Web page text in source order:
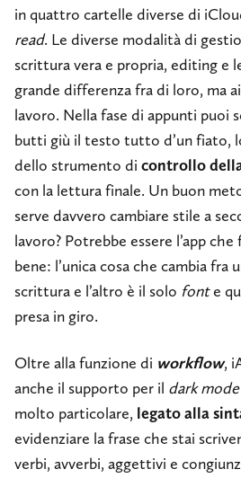
in quattro cartelle diverse di
read. Le diverse modalità di
scrittura vera e propria, editing e
grande differenza fra di loro, ma
lavoro. Nella fase di appunti puoi
butti giù il testo tutto d’un fiato,
dello strumento di controllo
con la lettura finale. Un buon
serve davvero cambiare stile a
lavoro? Potrebbe essere l’app
bene: l’unica cosa che cambia fra
scrittura e l’altro è il solo fonte
presa in giro.
Oltre alla funzione di workflow,
anche il supporto per il dark mode
molto particolare, legato alla
evidenziare la frase che stai
verbi, avverbi, aggettivi e